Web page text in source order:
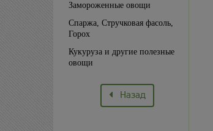
Замороженные овощи
Спаржа, Стручковая фасоль,
Горох
Кукуруза и другие полезные
овощи
Назад